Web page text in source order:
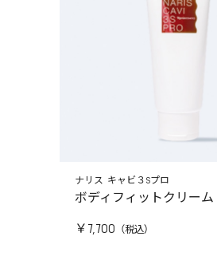
ナリス キャビ３Sプロ
ボディフィットクリーム
￥7,700